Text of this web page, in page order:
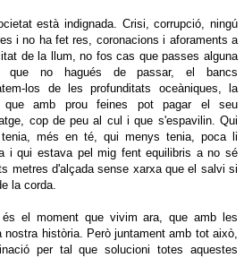
està indignada. Crisi, corrupció, ningú
i no ha fet res, coronacions i aforaments a
de la llum, no fos cas que passes alguna
que no hagués de passar, el bancs
los de les profunditats oceàniques, la
que amb prou feines pot pagar el seu
cop de peu al cul i que s'espavilin. Qui
més en té, qui menys tenia, poca li
i qui estava pel mig fent equilibris a no sé
metres d'alçada sense xarxa que el salvi si
la corda.
el moment que vivim ara, que amb les
història. Però juntament amb tot això,
per tal que solucioni totes aquestes